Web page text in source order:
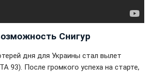
Снигур
дня для Украины стал вылет
93). После громкого успеха на старте,